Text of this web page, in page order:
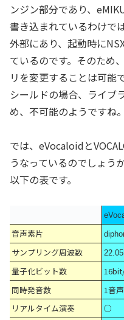
ンジン部分であり、
書き込まれているわけで
外部にあり、起動時に
ているのです。そのため
リを変更することは可能
シールドの場合、ライブ
め、不可能のようですね。
では、eVocaloidと
うなっているのでしょう
以下の表です。
音声素片
サンプリング周波数
量子化ビット数
同時発音数 1音声
リアルタイム演奏
○